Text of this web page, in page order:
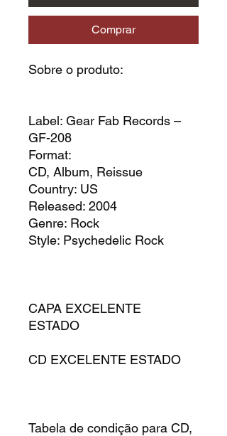
Comprar
Sobre o produto:
Label: Gear Fab Records –
GF-208
Format:
CD, Album, Reissue
Country: US
Released: 2004
Genre: Rock
Style: Psychedelic Rock
CAPA EXCELENTE
ESTADO
CD EXCELENTE ESTADO
Tabela de condição para CD,